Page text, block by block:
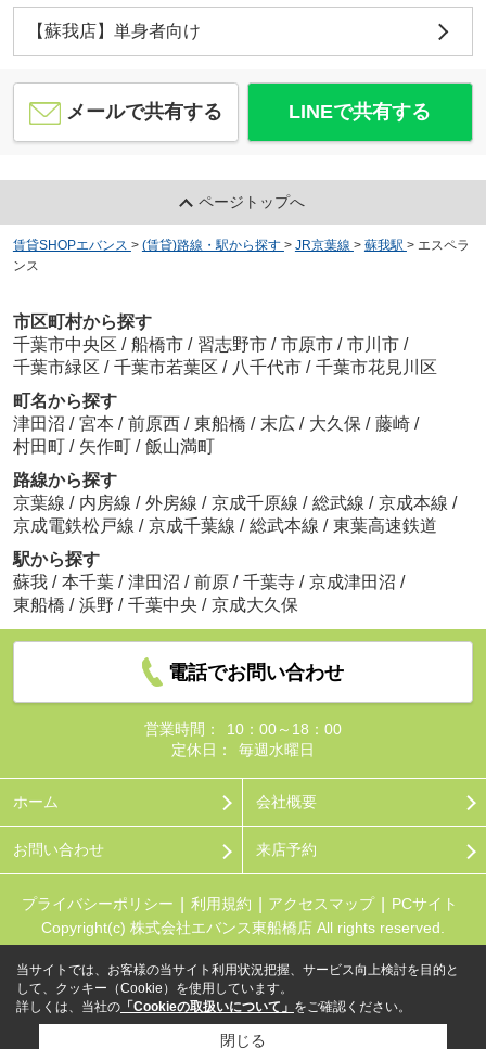
【蘇我店】単身者向け
メールで共有する LINEで共有する
ページトップへ
賃貸SHOPエバンス > (賃貸)路線・駅から探す > JR京葉線 > 蘇我駅 > エスペラ
ンス
市区町村から探す
千葉市中央区 / 船橋市 / 習志野市 / 市原市 / 市川市 /
千葉市緑区 / 千葉市若葉区 / 八千代市 / 千葉市花見川区
町名から探す
津田沼 / 宮本 / 前原西 / 東船橋 / 末広 / 大久保 / 藤崎 /
村田町 / 矢作町 / 飯山満町
路線から探す
京葉線 / 内房線 / 外房線 / 京成千原線 / 総武線 / 京成本線 /
京成電鉄松戸線 / 京成千葉線 / 総武本線 / 東葉高速鉄道
駅から探す
蘇我 / 本千葉 / 津田沼 / 前原 / 千葉寺 / 京成津田沼 /
東船橋 / 浜野 / 千葉中央 / 京成大久保
電話でお問い合わせ
営業時間：
10：00～18：00
定休日：
毎週水曜日
ホーム 会社概要
お問い合わせ 来店予約
プライバシーポリシー 利用規約 アクセスマップ
PCサイト
Copyright(c) 株式会社エバンス東船橋店 All rights reserved.
当サイトでは、お客様の当サイト利用状況把握、サービス向上検討を目的と
して、クッキー（Cookie）を使用しています。
詳しくは、当社の 「Cookieの取扱いについて」 をご確認ください。
閉じる